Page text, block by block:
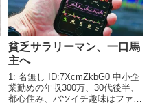
貧乏サラリーマン、一口馬
主へ
1: 名無し ID:7XcmZkbG0 中小企
業勤めの年収300万、30代後半、
都心住み、バツイチ趣味はファッ